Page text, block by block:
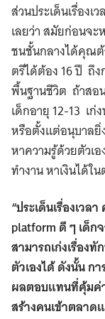
ส่วนประเด็นเรื่องเ
เลยว่า สมัยก่อนจะ
ชนชั้นกลางได้คุณ
ตรีได้ต้อง 16 ปี ถึง
พื้นฐานชีวิต ถ้าสอ
เด็กอายุ 12-13 เ
หรือตั้งแต่อนุบาลยิ่
หาความรู้ด้วยตัวเ
ทำงาน หาเงินได้ใ
“ประเด็นเรื่องเวล
platform ดี ๆ เด็ก
สามารถเก่งเรื่อง
ตัวเองได้ ดังนั้น
ผลตอบแทนที่คุ้มค่า
สร้างคนเข้าตลาด